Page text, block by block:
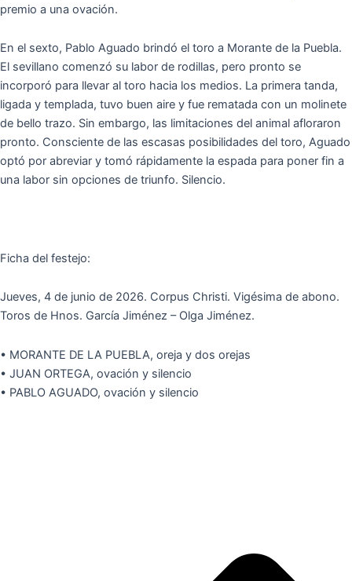
premio a una ovación.
En el sexto, Pablo Aguado brindó el toro a Morante de la Puebla.
El sevillano comenzó su labor de rodillas, pero pronto se
incorporó para llevar al toro hacia los medios. La primera tanda,
ligada y templada, tuvo buen aire y fue rematada con un molinete
de bello trazo. Sin embargo, las limitaciones del animal afloraron
pronto. Consciente de las escasas posibilidades del toro, Aguado
optó por abreviar y tomó rápidamente la espada para poner fin a
una labor sin opciones de triunfo. Silencio.
Ficha del festejo:
Jueves, 4 de junio de 2026. Corpus Christi. Vigésima de abono.
Toros de Hnos. García Jiménez – Olga Jiménez.
• MORANTE DE LA PUEBLA, oreja y dos orejas
• JUAN ORTEGA, ovación y silencio
• PABLO AGUADO, ovación y silencio